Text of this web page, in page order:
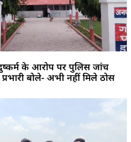
के आरोप पर पुलिस जांच
प्रभारी बोले- अभी नहीं मिले ठोस